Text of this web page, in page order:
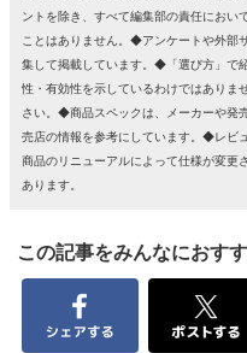
ントを除き、すべて編集部の責任におい
ことはありません。◆アンケートや外部
集して掲載しています。◆「選び方」で
性・有効性を示しているわけではありま
さい。◆商品スペックは、メーカーや発
売店の情報を参考にしています。◆レビ
商品のリニューアルによって仕様が変更
あります。
この記事をみんなにおす